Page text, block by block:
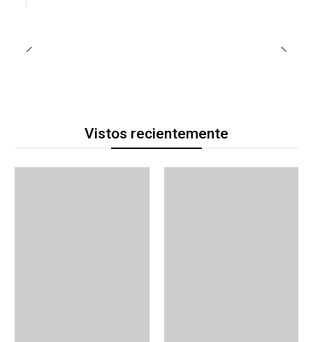
Vistos recientemente